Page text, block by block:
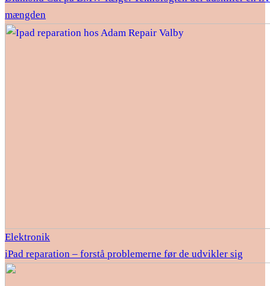
mængden
Elektronik
iPad reparation – forstå problemerne før de udvikler sig